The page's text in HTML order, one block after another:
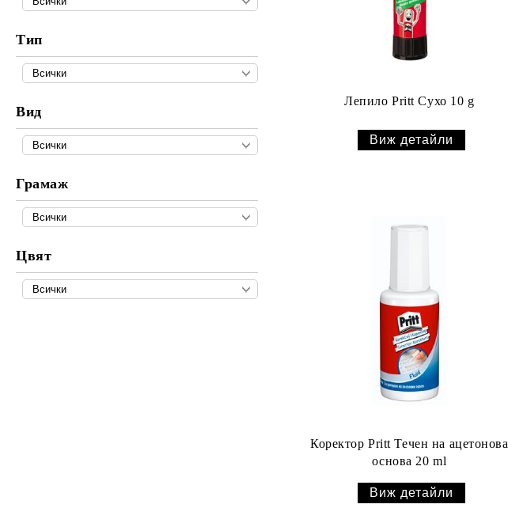
Тип
Вид
Грамаж
Цвят
Лепило Pritt Сухо 10 g
Виж детайли
Коректор Pritt Течен на ацетонова
основа 20 ml
Виж детайли